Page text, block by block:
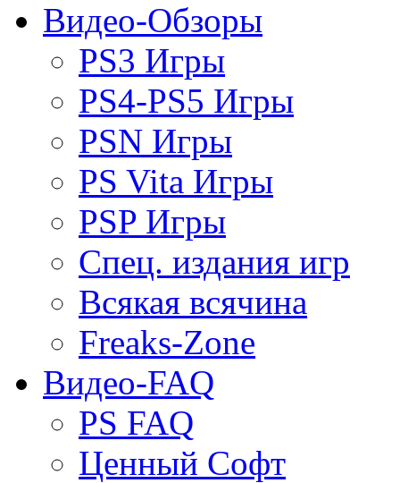
Видео-Обзоры
PS3 Игры
PS4-PS5 Игры
PSN Игры
PS Vita Игры
PSP Игры
Спец. издания игр
Всякая всячина
Freaks-Zone
Видео-FAQ
PS FAQ
Ценный Софт